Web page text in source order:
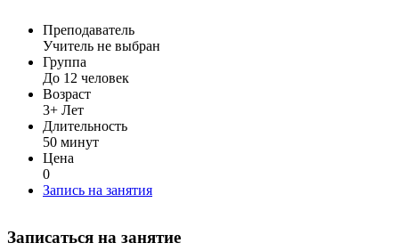
Преподаватель
Учитель не выбран
Группа
До 12 человек
Возраст
3+ Лет
Длительность
50 минут
Цена
0
Запись на занятия
Записаться на занятие